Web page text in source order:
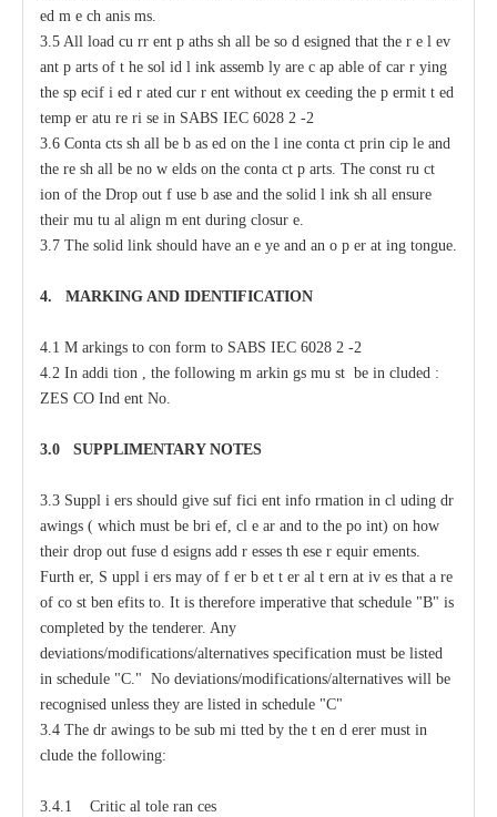
ed m e ch anis ms.
3.5 All load cu rr ent p aths sh all be so d esigned that the r e l ev
ant p arts of t he sol id l ink assemb ly are c ap able of car r ying
the sp ecif i ed r ated cur r ent without ex ceeding the p ermit t ed
temp er atu re ri se in SABS IEC 6028 2 -2
3.6 Conta cts sh all be b as ed on the l ine conta ct prin cip le and
the re sh all be no w elds on the conta ct p arts. The const ru ct
ion of the Drop out f use b ase and the solid l ink sh all ensure
their mu tu al align m ent during closur e
3.7 The solid link should have an e ye and an o p er at ing tongue.
4. MARKING AND IDENTIFICATION
4.1 M arkings to con form to SABS IEC 6028 2 -2
4.2 In addi tion , the following m arkin gs mu st be in cluded :
ZES CO Ind ent No.
3.0 SUPPLIMENTARY NOTES
3.3 Suppl i ers should give suf fici ent info rmation in cl uding dr
awings ( which must be bri ef, cl e ar and to the po int) on how
their drop out fuse d esigns add r esses th ese r equir ements.
Furth er, S uppl i ers may of f er b et t er al t ern at iv es that a re
of co st ben efits to. It is therefore imperative that schedule "B" is
completed by the tenderer. Any
deviations/modifications/alternatives specification must be listed
in schedule "C." No deviations/modifications/alternatives will be
recognised unless they are listed in schedule "C"
3.4 The dr awings to be sub mi tted by the t en d erer must in
clude the following:
3.4.1 Critic al tole ran ces